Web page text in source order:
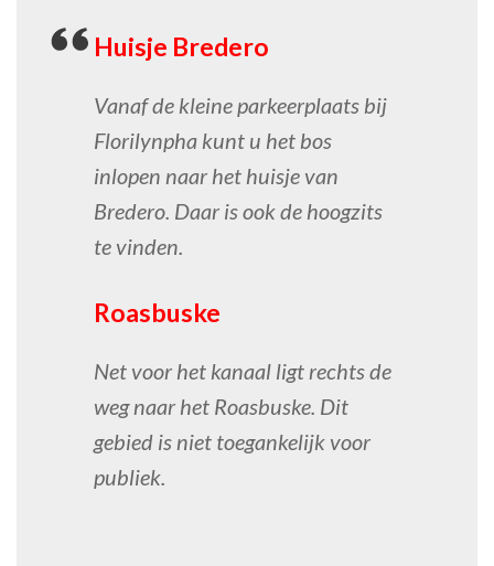
Huisje Bredero
Vanaf de kleine parkeerplaats bij
Florilynpha kunt u het bos
inlopen naar het huisje van
Bredero. Daar is ook de hoogzits
te vinden.
Roasbuske
Net voor het kanaal ligt rechts de
weg naar het Roasbuske. Dit
gebied is niet toegankelijk voor
publiek.